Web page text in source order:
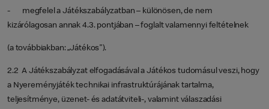
- megfelel a Játékszabályzatban – különösen, de nem
kizárólagosan annak 4.3. pontjában – foglalt valamennyi feltételnek
(a továbbiakban: „Játékos").
2.2 A Játékszabályzat elfogadásával a Játékos tudomásul veszi, hogy
a Nyereményjáték technikai infrastruktúrájának tartalma,
teljesítménye, üzenet- és adatátviteli-, valamint válaszadási